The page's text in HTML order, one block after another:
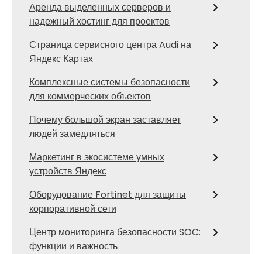
Аренда выделенных серверов и
надежный хостинг для проектов
Страница сервисного центра Audi на
Яндекс Картах
Комплексные системы безопасности
для коммерческих объектов
Почему большой экран заставляет
людей замедляться
Маркетинг в экосистеме умных
устройств Яндекс
Оборудование Fortinet для защиты
корпоративной сети
Центр мониторинга безопасности SOC:
функции и важность